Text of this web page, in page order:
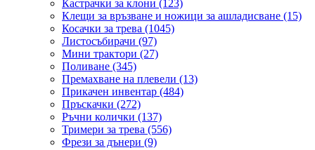
Кастрачки за клони (123)
Клещи за връзване и ножици за ашладисване (15)
Косачки за трева (1045)
Листосъбирачи (97)
Мини трактори (27)
Поливане (345)
Премахване на плевели (13)
Прикачен инвентар (484)
Пръскачки (272)
Ръчни колички (137)
Тримери за трева (556)
Фрези за дънери (9)